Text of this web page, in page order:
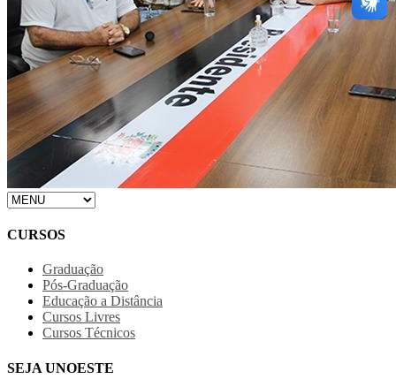
CURSOS
Graduação
Pós-Graduação
Educação a Distância
Cursos Livres
Cursos Técnicos
SEJA UNOESTE